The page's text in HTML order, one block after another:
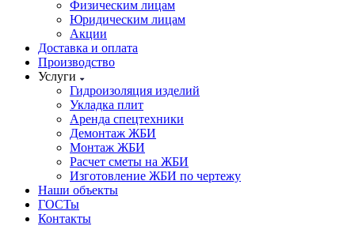
Физическим лицам
Юридическим лицам
Акции
Доставка и оплата
Производство
Услуги
Гидроизоляция изделий
Укладка плит
Аренда спецтехники
Демонтаж ЖБИ
Монтаж ЖБИ
Расчет сметы на ЖБИ
Изготовление ЖБИ по чертежу
Наши объекты
ГОСТы
Контакты